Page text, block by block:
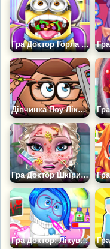
Гра Доктор Горла Міні
Дівчинка Поу Лікує Очі
Гра Доктор Шкіри Крижаної Королеви
Гра Доктор: Лікувати грип Печалі